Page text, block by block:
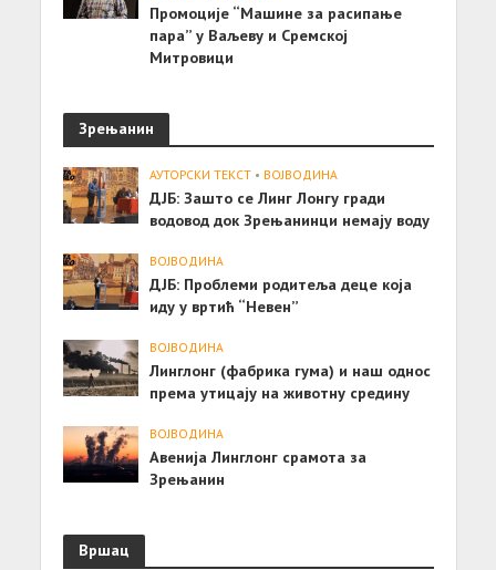
Промоције “Машине за расипање
пара” у Ваљеву и Сремској
Митровици
Зрењанин
АУТОРСКИ ТЕКСТ • ВОЈВОДИНА
ДЈБ: Зашто се Линг Лонгу гради
водовод док Зрењанинци немају воду
ВОЈВОДИНА
ДЈБ: Проблеми родитеља деце која
иду у вртић “Невен”
ВОЈВОДИНА
Линглонг (фабрика гума) и наш однос
према утицају на животну средину
ВОЈВОДИНА
Авенија Линглонг срамота за
Зрењанин
Вршац